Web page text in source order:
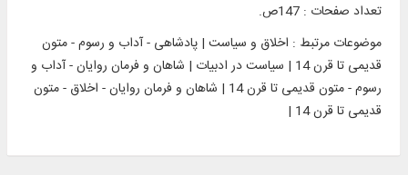
تعداد صفحات : 147ص.
موضوعات مرتبط : اخلاق و سیاست | پادشاهی - آداب و رسوم - متون
قدیمی تا قرن 14 | سیاست در ادبیات | شاهان و فرمان روایان - آداب و
رسوم - متون قدیمی تا قرن 14 | شاهان و فرمان روایان - اخلاق - متون
قدیمی تا قرن 14 |